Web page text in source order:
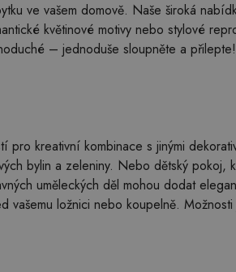
ve vašem domově. Naše široká
květinové motivy nebo stylové
– jednoduše sloupněte a
kreativní kombinace s jinými
bylin a zeleniny. Nebo dětský pokoj,
uměleckých děl mohou dodat
ložnici nebo koupelně.